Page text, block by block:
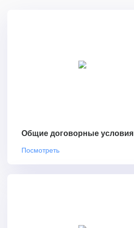
Общие договорные условия
Посмотреть